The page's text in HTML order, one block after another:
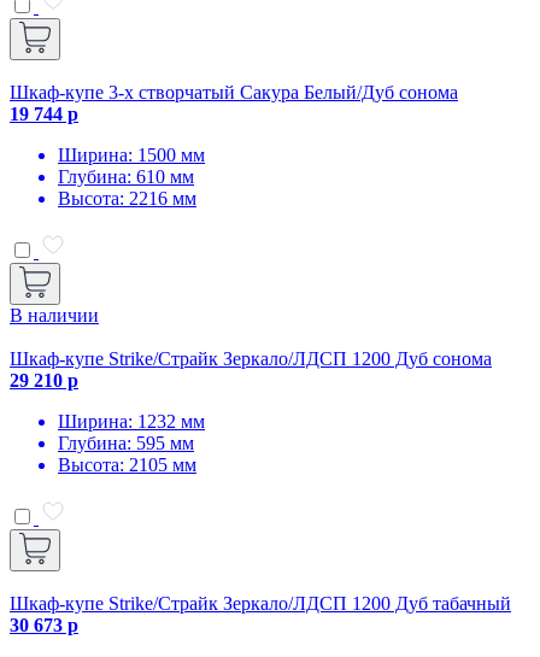
Шкаф-купе 3-х створчатый Сакура Белый/Дуб сонома
19 744 р
Ширина: 1500 мм
Глубина: 610 мм
Высота: 2216 мм
В наличии
Шкаф-купе Strike/Страйк Зеркало/ЛДСП 1200 Дуб сонома
29 210 р
Ширина: 1232 мм
Глубина: 595 мм
Высота: 2105 мм
Шкаф-купе Strike/Страйк Зеркало/ЛДСП 1200 Дуб табачный
30 673 р